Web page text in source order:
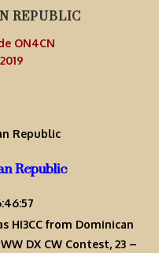
REPUBLIC
ON4CN
Republic
HI3CC from Dominican
DX CW Contest, 23 –